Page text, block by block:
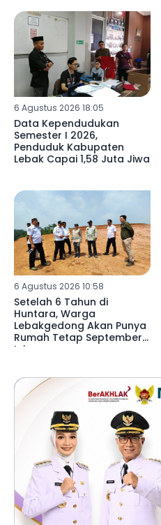
6 Agustus 2026 18:05
Data Kependudukan
Semester I 2026,
Penduduk Kabupaten
Lebak Capai 1,58 Juta Jiwa
6 Agustus 2026 10:58
Setelah 6 Tahun di
Huntara, Warga
Lebakgedong Akan Punya
Rumah Tetap September
Ini